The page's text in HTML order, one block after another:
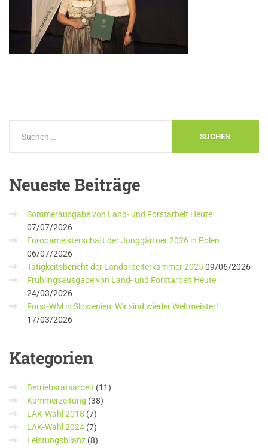
NeuesteBeiträge
Sommerausgabe von Land- und Forstarbeit Heute
07/07/2026
Europameisterschaft der Junggärtner 2026 in Polen
06/07/2026
Tätigkeitsbericht der Landarbeiterkammer 202509/06/2026
Frühlingsausgabe von Land- und Forstarbeit Heute
24/03/2026
Forst-WM in Slowenien: Wir sind wieder Weltmeister!
17/03/2026
Kategorien
Betriebsratsarbeit (11)
Kammerzeitung (38)
LAK-Wahl 2018 (7)
LAK-Wahl 2024 (7)
Leistungsbilanz (8)